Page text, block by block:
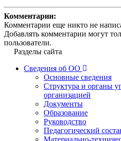
Комментарии:
Комментарии еще никто не
Добавлять комментарии могут
пользователи.
Разделы сайта
Сведения об ОО
Основные сведения
Структура и органы
организацией
Документы
Образование
Руководство
Педагогический
Материально-